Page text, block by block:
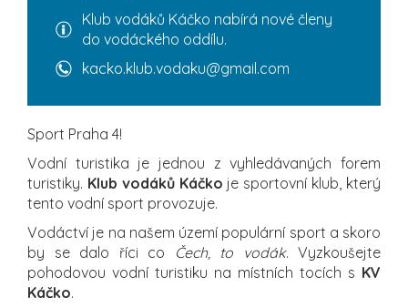
Klub vodáků Káčko nabírá nové členy
do vodáckého oddílu.
kacko.klub.vodaku@gmail.com
Sport Praha 4!
Vodní turistika je jednou z vyhledávaných forem
turistiky. Klub vodáků Káčko je sportovní klub, který
tento vodní sport provozuje.
Vodáctví je na našem území populární sport a skoro
by se dalo říci co
Čech, to vodák. Vyzkoušejte
pohodovou vodní turistiku na místních tocích s KV
Káčko.